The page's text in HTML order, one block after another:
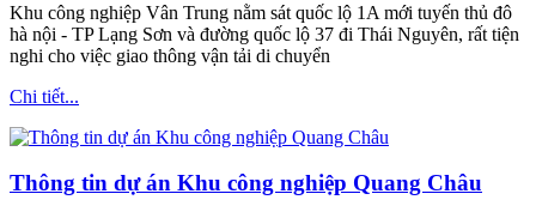
Khu công nghiệp Vân Trung nằm sát quốc lộ 1A mới tuyến thủ đô
hà nội - TP Lạng Sơn và đường quốc lộ 37 đi Thái Nguyên, rất tiện
nghi cho việc giao thông vận tải di chuyển
Chi tiết...
Thông tin dự án Khu công nghiệp Quang Châu